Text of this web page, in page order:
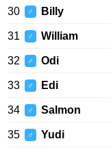
30 ♂ Billy
31 ♂ William
32 ♂ Odi
33 ♂ Edi
34 ♂ Salmon
35 ♂ Yudi